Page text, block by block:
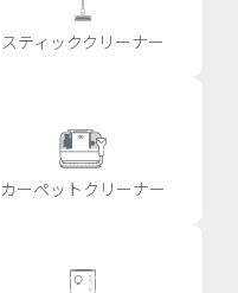
スティッククリーナー
カーペットクリーナー